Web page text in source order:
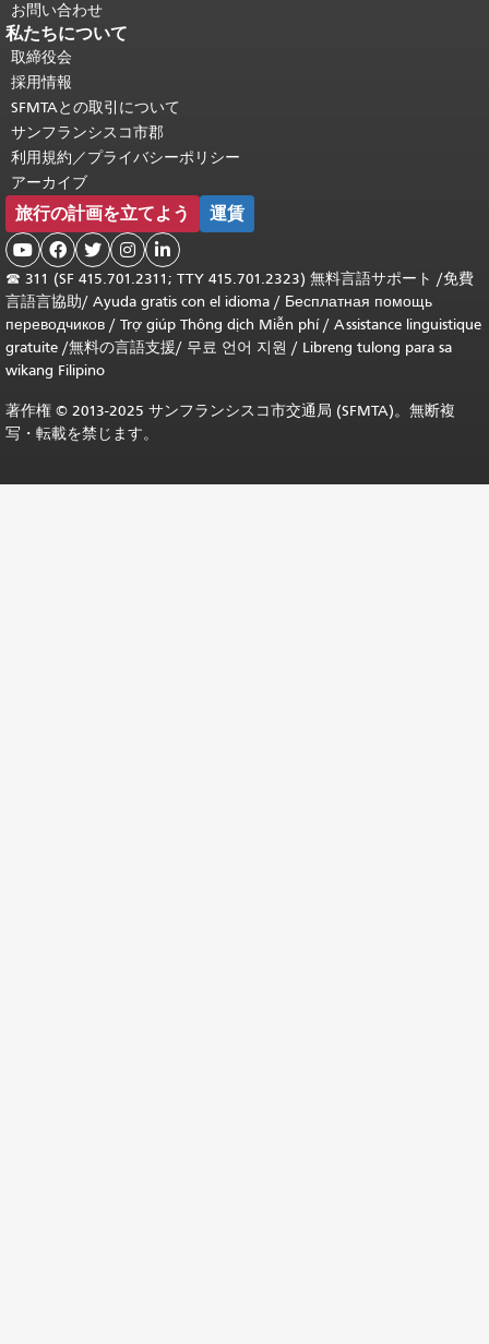
お問い合わせ
私たちについて
取締役会
採用情報
SFMTAとの取引について
サンフランシスコ市郡
利用規約／プライバシーポリシー
アーカイブ
旅行の計画を立てよう 運賃
    
☎ 311 (SF 415.701.2311; TTY 415.701.2323) 無料言語サポート /免費
言語言協助/ Ayuda gratis con el idioma / Бесплатная помощь
переводчиков / Trợ giúp Thông dịch Miễn phí/ Assistance linguistique
gratuite /無料の言語支援/ 무료 언어 지원 / Libreng tulong para sa
wikang Filipino
著作権 © 2013-2025 サンフランシスコ市交通局 (SFMTA)。無断複
写・転載を禁じます。